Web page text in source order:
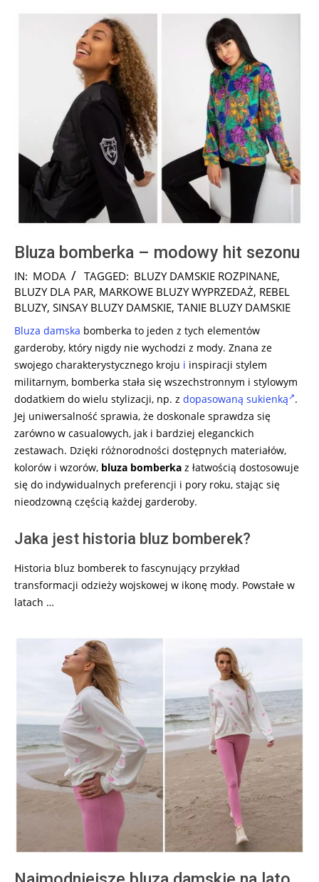
Bluza bomberka – modowy hit sezonu
2024-
07-
13
IN: MODA TAGGED: BLUZY DAMSKIE ROZPINANE,
BLUZY DLA PAR, MARKOWE BLUZY WYPRZEDAŻ, REBEL
BLUZY, SINSAY BLUZY DAMSKIE, TANIE BLUZY DAMSKIE
Bluza damska bomberka to jeden z tych elementów
garderoby, który nigdy nie wychodzi z mody. Znana ze
swojego charakterystycznego kroju i inspiracji stylem
militarnym, bomberka stała się wszechstronnym i stylowym
dodatkiem do wielu stylizacji, np. z dopasowaną sukienką .
Jej uniwersalność sprawia, że doskonale sprawdza się
zarówno w casualowych, jak i bardziej eleganckich
zestawach. Dzięki różnorodności dostępnych materiałów,
kolorów i wzorów, bluza bomberka z łatwością dostosowuje
się do indywidualnych preferencji i pory roku, stając się
nieodzowną częścią każdej garderoby.
Jaka jest historia bluz bomberek?
Historia bluz bomberek to fascynujący przykład
transformacji odzieży wojskowej w ikonę mody. Powstałe w
latach …